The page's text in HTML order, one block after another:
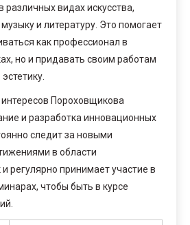
видах искусства,
и литературу. Это помогает
как профессионал в
но и придавать своим работам
Пороховщикова
и разработка инновационных
следит за новыми
в области
регулярно принимает участие в
чтобы быть в курсе